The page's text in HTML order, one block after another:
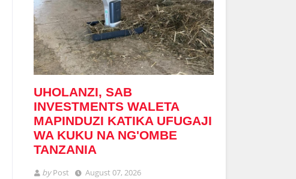
UHOLANZI, SAB
INVESTMENTS WALETA
MAPINDUZI KATIKA UFUGAJI
WA KUKU NA NG'OMBE
TANZANIA
byPost August 07, 2026